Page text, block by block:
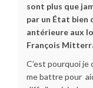
sont plus que
par un État bien
antérieure aux
François
C’est pourquoi
me battre pour